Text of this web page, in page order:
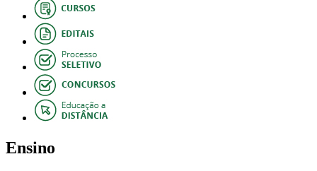
Ensino